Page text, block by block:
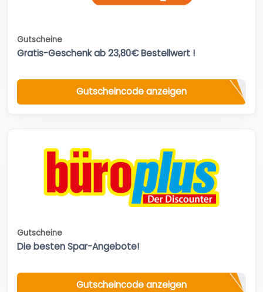
Gutscheine
Gratis-Geschenk ab 23,80€ Bestellwert !
Gutscheincode anzeigen
Gutscheine
Die besten Spar-Angebote!
Gutscheincode anzeigen